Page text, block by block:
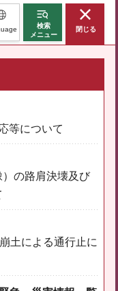
検索
メニュー
閉じる
等について
の路肩決壊及び
土による通行止に